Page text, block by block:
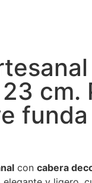
cm.
funda
con cabera